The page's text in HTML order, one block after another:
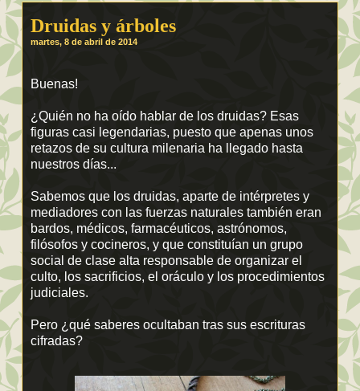
Druidas y árboles
martes, 8 de abril de 2014
Buenas!
¿Quién no ha oído hablar de los druidas? Esas
figuras casi legendarias, puesto que apenas unos
retazos de su cultura milenaria ha llegado hasta
nuestros días...
Sabemos que los druidas, aparte de intérpretes y
mediadores con las fuerzas naturales también eran
bardos, médicos, farmacéuticos, astrónomos,
filósofos y cocineros, y que constituían un grupo
social de clase alta responsable de organizar el
culto, los sacrificios, el oráculo y los procedimientos
judiciales.
Pero ¿qué saberes ocultaban tras sus escrituras
cifradas?